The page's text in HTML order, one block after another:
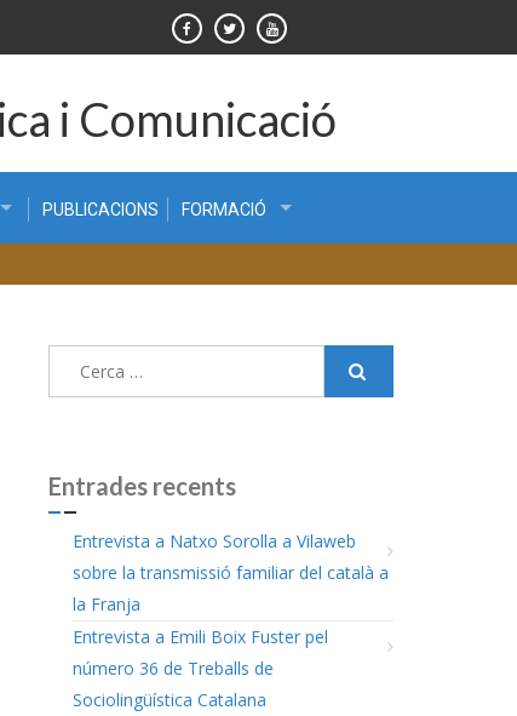
i Comunicació
PUBLICACIONS FORMACIÓ
Entrades recents
Entrevista a Natxo Sorolla a Vilaweb
sobre la transmissió familiar del català a
la Franja
Entrevista a Emili Boix Fuster pel
número 36 de Treballs de
Sociolingüística Catalana